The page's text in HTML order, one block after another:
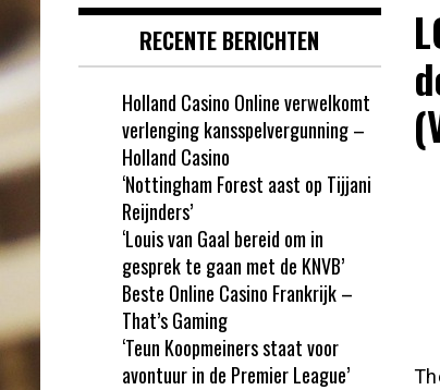
RECENTE BERICHTEN
Holland Casino Online verwelkomt
verlenging kansspelvergunning –
Holland Casino
‘Nottingham Forest aast op Tijjani
Reijnders’
‘Louis van Gaal bereid om in
gesprek te gaan met de KNVB’
Beste Online Casino Frankrijk –
That’s Gaming
‘Teun Koopmeiners staat voor
avontuur in de Premier League’